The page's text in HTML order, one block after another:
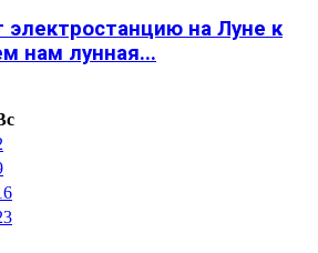
электростанцию на Луне к
нам лунная...